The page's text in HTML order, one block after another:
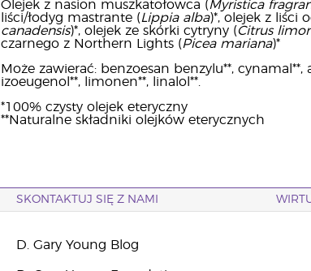
Olejek z nasion muszkatołowca (Myristica
liści/łodyg mastrante (Lippia alba)*, olejek z liści
canadensis)*, olejek ze skórki cytryny (Citrus
czarnego z Northern Lights (Picea mariana)*
Może zawierać: benzoesan benzylu**,
izoeugenol**, limonen**, linalol**.
*100% czysty olejek eteryczny
**Naturalne składniki olejków eterycznych
SKONTAKTUJ SIĘ Z NAMI
D. Gary Young Blog